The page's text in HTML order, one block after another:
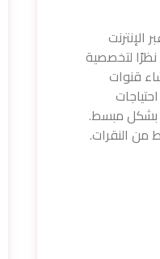
لتخصصية
قنوات
بشكل مبسط.
من النقرات.